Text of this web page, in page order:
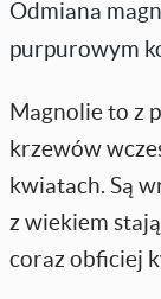
Odmiana
purpurowym
Magnolie to z
krzewów
kwiatach. Są
z wiekiem
coraz obficiej